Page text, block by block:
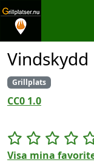
Grillplats
CC0 1.0
Visa mina